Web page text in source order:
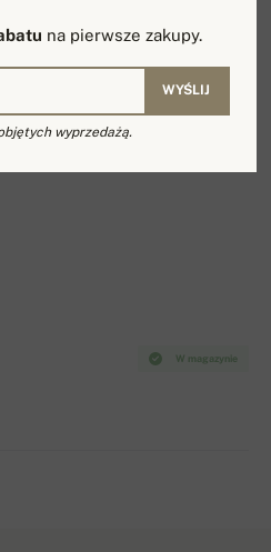
W magazynie
na pierwsze zakupy.
WYŚLIJ
wyprzedażą.